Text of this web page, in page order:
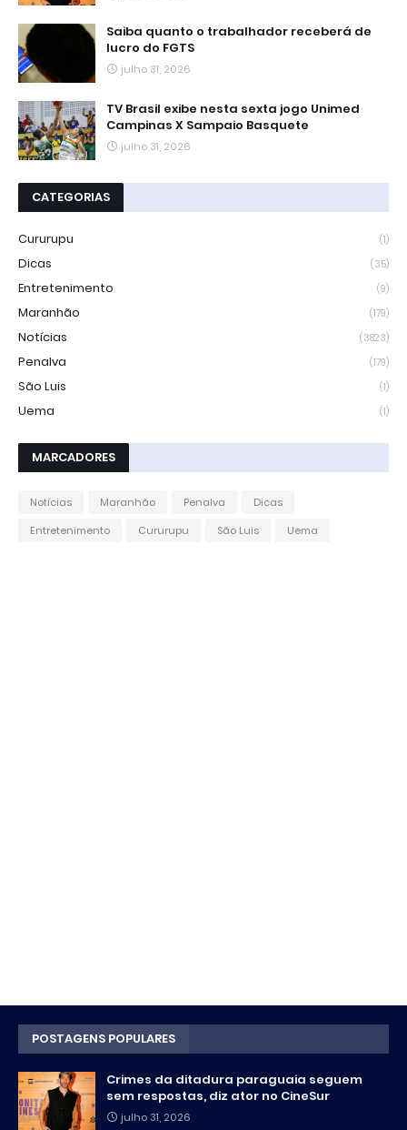
Saiba quanto o trabalhador receberá de
lucro do FGTS
julho 31, 2026
TV Brasil exibe nesta sexta jogo Unimed
Campinas X Sampaio Basquete
julho 31, 2026
CATEGORIAS
Cururupu (1)
Dicas (35)
Entretenimento (9)
Maranhão (179)
Notícias (3823)
Penalva (179)
São Luis (1)
Uema (1)
MARCADORES
Notícias Maranhão Penalva
Dicas
Entretenimento
Cururupu São Luis Uema
POSTAGENS POPULARES
Crimes da ditadura paraguaia seguem
sem respostas, diz ator no CineSur
julho 31, 2026